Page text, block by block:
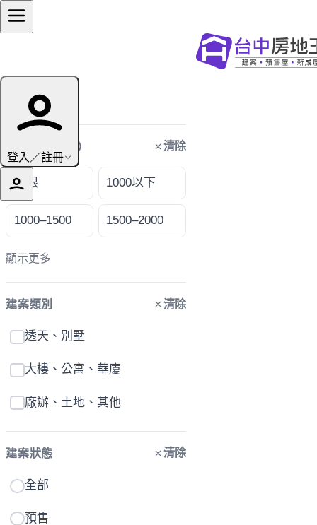
登入／註冊
篩選條件
購屋預算（萬） 清除
不限 1000以下
1000–1500 1500–2000
顯示更多
建案類別 清除
透天、別墅
大樓、公寓、華廈
廠辦、土地、其他
建案狀態 清除
全部
預售